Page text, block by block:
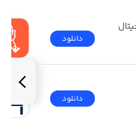
دانلود
دانلود